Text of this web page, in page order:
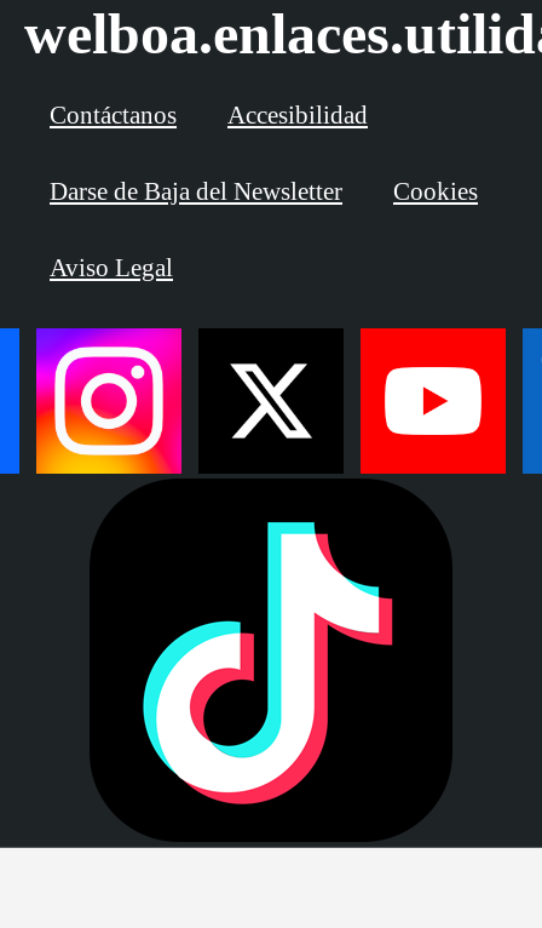
Contáctanos Accesibilidad
Darse de Baja del Newsletter Cookies
Aviso Legal